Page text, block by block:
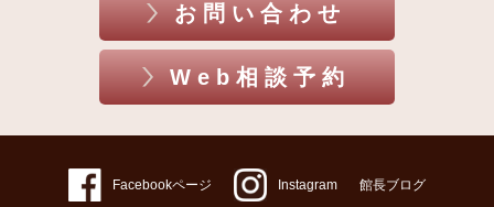
お問い合わせ
Web相談予約
Facebookページ Instagram 館長ブログ